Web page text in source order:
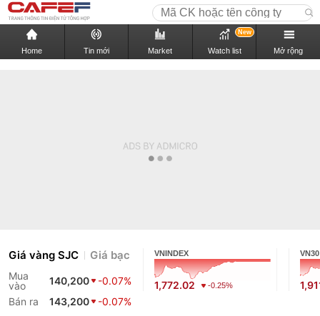
Home Tin mới Market Watch list
New
Mở rộng
Giá vàng SJC Giá bạc
Mua
vào
140,200
-0.07%
Bán ra
143,200 -0.07%
VNINDEX
1,772.02 -0.25%
VN30